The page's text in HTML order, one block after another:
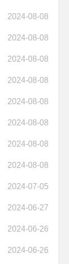
2024-08-08
2024-08-08
2024-08-08
2024-08-08
2024-08-08
2024-08-08
2024-08-08
2024-08-08
2024-07-05
2024-06-27
2024-06-26
2024-06-26